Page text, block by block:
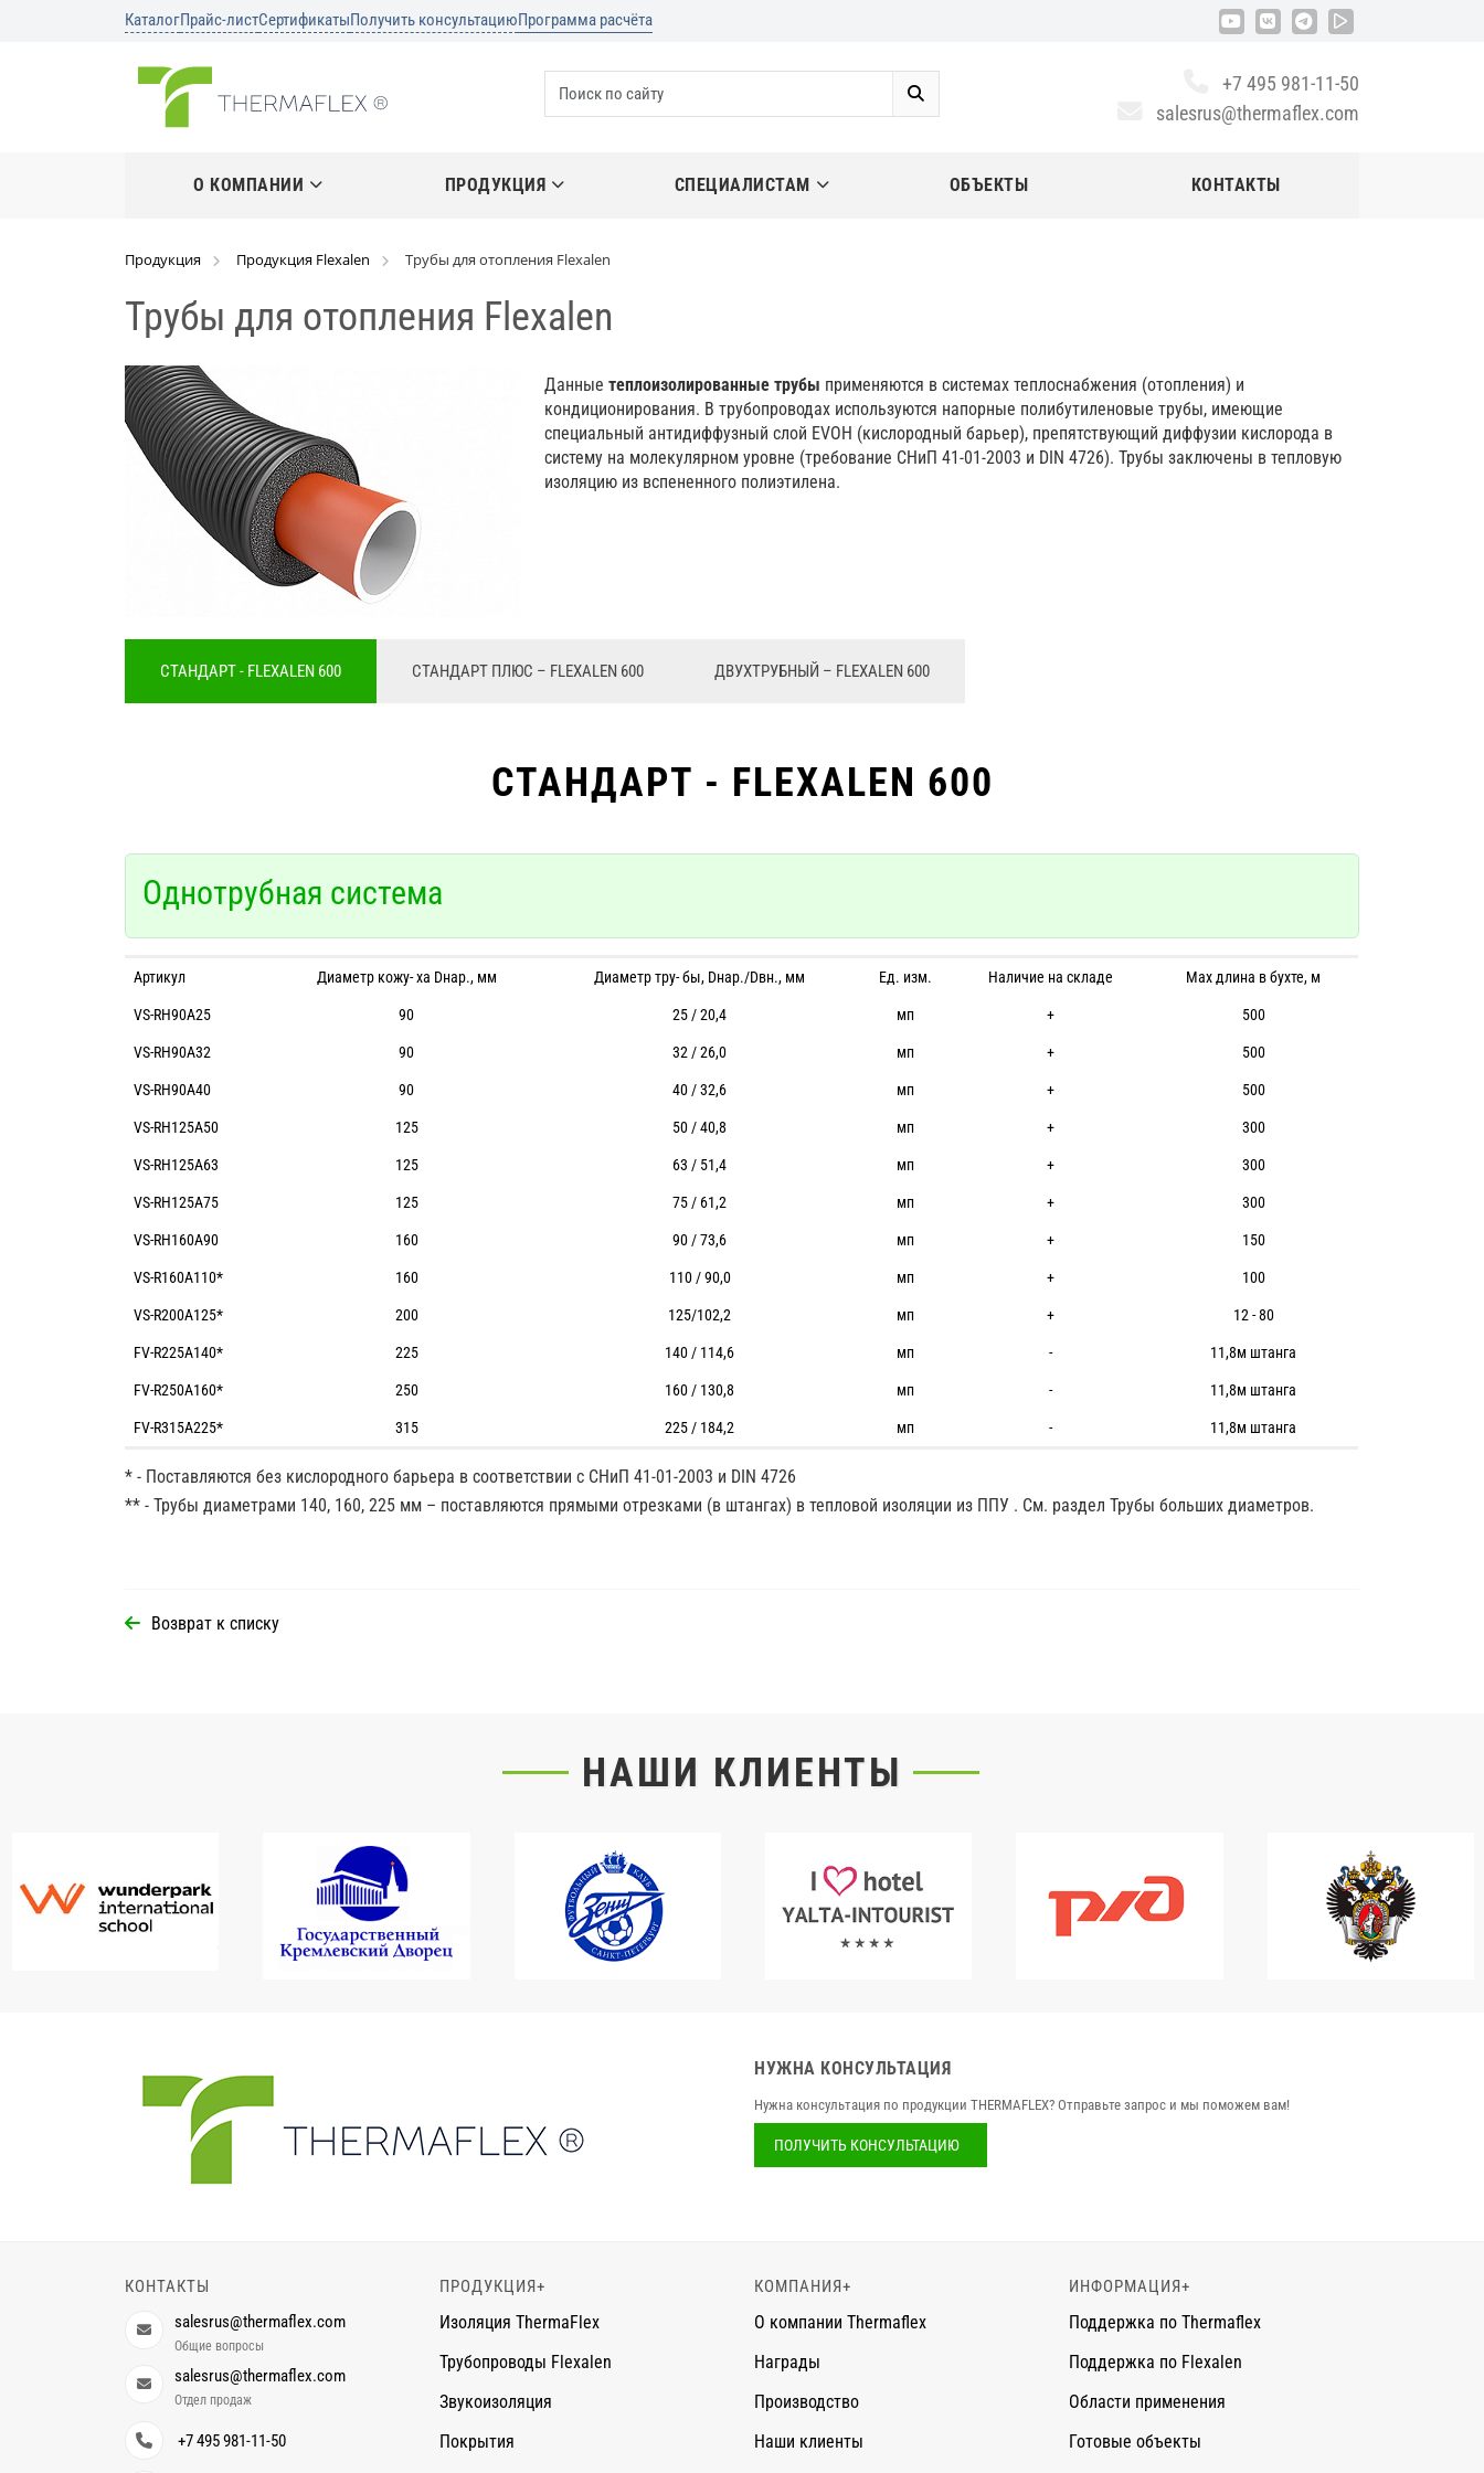
КаталогПрайс-листСертификатыПолучить консультациюПрограмма расчёта
+7 495 981-11-50
salesrus@thermaflex.com
О КОМПАНИИ ПРОДУКЦИЯ СПЕЦИАЛИСТАМ ОБЪЕКТЫ КОНТАКТЫ
Продукция Продукция Flexalen Трубы для отопления Flexalen
Трубы для отопления Flexalen
Данныетеплоизолированные трубы применяются в системах теплоснабжения (отопления) и
кондиционирования. В трубопроводах используются напорные полибутиленовые трубы, имеющие
специальный антидиффузный слой EVOH (кислородный барьер), препятствующий диффузии кислорода в
систему на молекулярном уровне (требование СНиП 41-01-2003 и DIN 4726). Трубы заключены в тепловую
изоляцию из вспененного полиэтилена.
СТАНДАРТ - FLEXALEN 600 СТАНДАРТ ПЛЮС – FLEXALEN 600 ДВУХТРУБНЫЙ – FLEXALEN 600
СТАНДАРТ - FLEXALEN 600
Однотрубная система
Артикул Диаметр кожу- ха Dнар., мм Диаметр тру- бы, Dнар./Dвн., мм Ед. изм. Наличие на складе Max длина в бухте, м
VS-RH90A25 90 25 / 20,4 мп + 500
VS-RH90A32 90 32 / 26,0 мп + 500
VS-RH90A40 90 40 / 32,6 мп + 500
VS-RH125A50 125 50 / 40,8 мп + 300
VS-RH125A63 125 63 / 51,4 мп + 300
VS-RH125A75 125 75 / 61,2 мп + 300
VS-RH160A90 160 90 / 73,6 мп + 150
VS-R160A110* 160 110 / 90,0 мп + 100
VS-R200A125* 200 125/102,2 мп + 12 - 80
FV-R225A140* 225 140 / 114,6 мп - 11,8м штанга
FV-R250A160* 250 160 / 130,8 мп - 11,8м штанга
FV-R315A225* 315 225 / 184,2 мп - 11,8м штанга
* - Поставляются без кислородного барьера в соответствии с СНиП 41-01-2003 и DIN 4726
** - Трубы диаметрами 140, 160, 225 мм – поставляются прямыми отрезками (в штангах) в тепловой изоляции из ППУ . См. раздел Трубы больших диаметров.
Возврат к списку
НАШИ КЛИЕНТЫ
НУЖНА КОНСУЛЬТАЦИЯ
Нужна консультация по продукции THERMAFLEX? Отправьте запрос и мы поможем вам!
ПОЛУЧИТЬ КОНСУЛЬТАЦИЮ
КОНТАКТЫ
salesrus@thermaflex.com
Общие вопросы
salesrus@thermaflex.com
Отдел продаж
+7 495 981-11-50
ПРОДУКЦИЯ+
Изоляция ThermaFlex
Трубопроводы Flexalen
Звукоизоляция
Покрытия
КОМПАНИЯ+
О компании Thermaflex
Награды
Производство
Наши клиенты
ИНФОРМАЦИЯ+
Поддержка по Thermaflex
Поддержка по Flexalen
Области применения
Готовые объекты